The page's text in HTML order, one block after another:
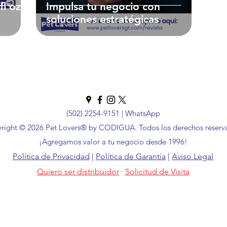
oz |
Impulsa tu negocio con
soluciones estratégicas
(502) 2254-9151 | WhatsApp
© 2026 Pet Lovers® by CODIGUA. Todos los derechos
¡Agregamos valor a tu negocio desde 1996!
Política de Privacidad | Política de Garantía | Aviso Legal
Quiero ser distribuidor· Solicitud de Visita